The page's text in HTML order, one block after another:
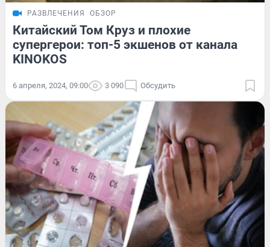
РАЗВЛЕЧЕНИЯ ОБЗОР
Китайский Том Круз и плохие
супергерои: топ-5 экшенов от канала
KINOKOS
6 апреля, 2024, 09:00 3 090 Обсудить